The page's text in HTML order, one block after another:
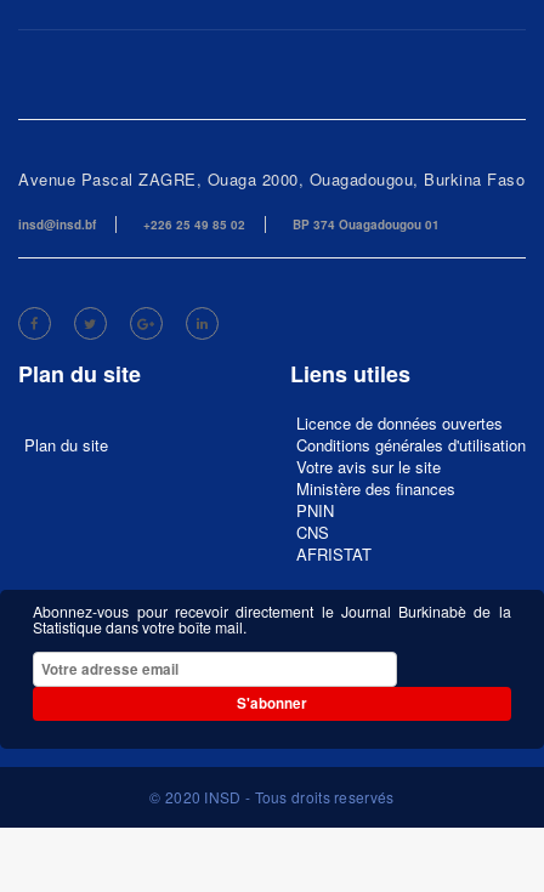
Avenue Pascal ZAGRE, Ouaga 2000, Ouagadougou, Burkina Faso
insd@insd.bf +226 25 49 85 02 BP 374 Ouagadougou 01
Plan du site
Plan du site
Liens utiles
Licence de données ouvertes
Conditions générales d'utilisation
Votre avis sur le site
Ministère des finances
PNIN
CNS
AFRISTAT
Abonnez-vous pour recevoir directement le Journal Burkinabè de la
Statistique dans votre boîte mail.
S'abonner
© 2020 INSD - Tous droits reservés